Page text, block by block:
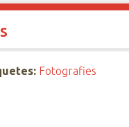
Fotografies